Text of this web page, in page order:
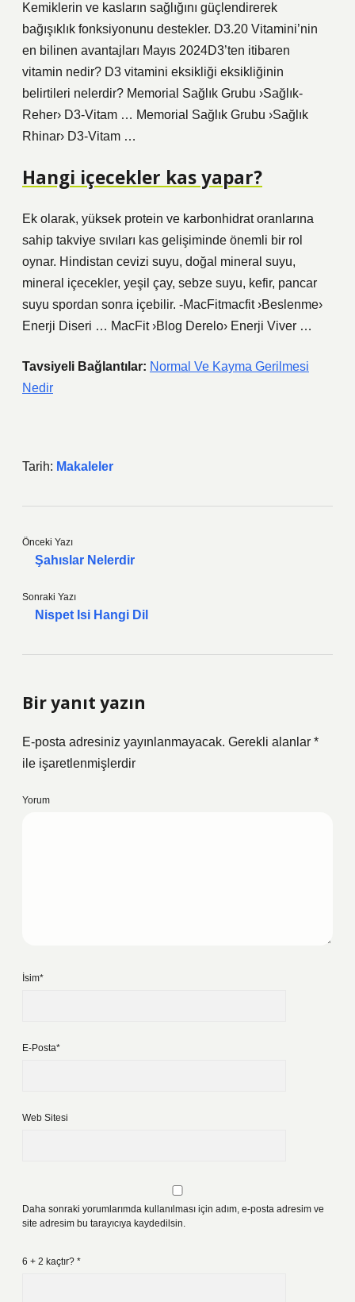
Kemiklerin ve kasların sağlığını güçlendirerek
bağışıklık fonksiyonunu destekler. D3.20 Vitamini’nin
en bilinen avantajları Mayıs 2024D3’ten itibaren
vitamin nedir? D3 vitamini eksikliği eksikliğinin
belirtileri nelerdir? Memorial Sağlık Grubu ›Sağlık-
Reher› D3-Vitam … Memorial Sağlık Grubu ›Sağlık
Rhinar› D3-Vitam …
Hangi içecekler kas yapar?
Ek olarak, yüksek protein ve karbonhidrat oranlarına
sahip takviye sıvıları kas gelişiminde önemli bir rol
oynar. Hindistan cevizi suyu, doğal mineral suyu,
mineral içecekler, yeşil çay, sebze suyu, kefir, pancar
suyu spordan sonra içebilir. -MacFitmacfit ›Beslenme›
Enerji Diseri … MacFit ›Blog Derelo› Enerji Viver …
Tavsiyeli Bağlantılar: Normal Ve Kayma Gerilmesi
Nedir
Tarih: Makaleler
Önceki Yazı
Şahıslar Nelerdir
Sonraki Yazı
Nispet Isi Hangi Dil
Bir yanıt yazın
E-posta adresiniz yayınlanmayacak. Gerekli alanlar *
ile işaretlenmişlerdir
Yorum
İsim*
E-Posta*
Web Sitesi
Daha sonraki yorumlarımda kullanılması için adım, e-posta adresim ve
site adresim bu tarayıcıya kaydedilsin.
6 + 2 kaçtır? *